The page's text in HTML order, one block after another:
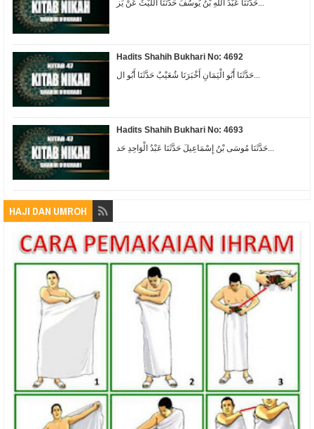
Hadits Shahih Bukhari No: 4692
حَدَّثَنَا أَبُو الْيَمَانِ أَخْبَرَنَا شُعَيْبٌ حَدَّثَنَا أَبُو ال...
Hadits Shahih Bukhari No: 4693
حَدَّثَنَا مُوسَى بْنُ إِسْمَاعِيلَ حَدَّثَنَا عَبْدُ الْوَاحِدِ حَد...
HAJI DAN UMROH